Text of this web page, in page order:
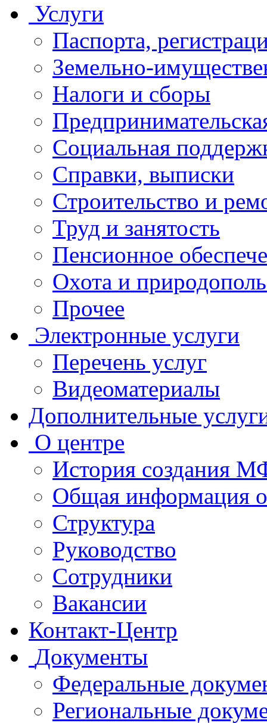
Услуги
Паспорта,
Земельно-
Налоги и сборы
Социальная
Справки, выписки
Строительство и
Труд и занятость
Пенсионное
Охота и
Прочее
Электронные услуги
Перечень услуг
Видеоматериалы
Дополнительные
О центре
История создания
Общая
Структура
Руководство
Сотрудники
Вакансии
Контакт-Центр
Документы
Федеральные
Региональные